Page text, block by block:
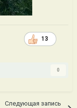
13
0
Следующая запись